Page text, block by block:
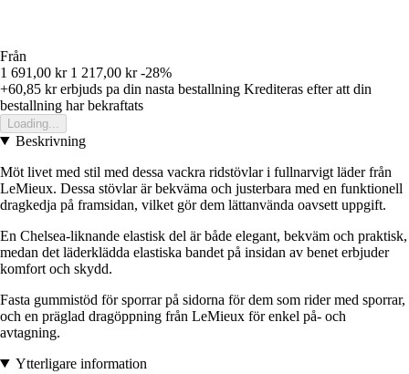
Från
1 691,00 kr 1 217,00 kr -28%
+60,85 krerbjuds pa din nasta bestallning Krediteras efter att din
bestallning har bekraftats
Loading...
Beskrivning
Möt livet med stil med dessa vackra ridstövlar i fullnarvigt läder från
LeMieux. Dessa stövlar är bekväma och justerbara med en funktionell
dragkedja på framsidan, vilket gör dem lättanvända oavsett uppgift.
En Chelsea-liknande elastisk del är både elegant, bekväm och praktisk,
medan det läderklädda elastiska bandet på insidan av benet erbjuder
komfort och skydd.
Fasta gummistöd för sporrar på sidorna för dem som rider med sporrar,
och en präglad dragöppning från LeMieux för enkel på- och
avtagning.
Ytterligare information